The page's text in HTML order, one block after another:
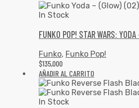
In Stock
FUNKO POP! STAR WARS:
Funko, Funko Pop!
$135,000
AÑADIR AL CARRITO
In Stock